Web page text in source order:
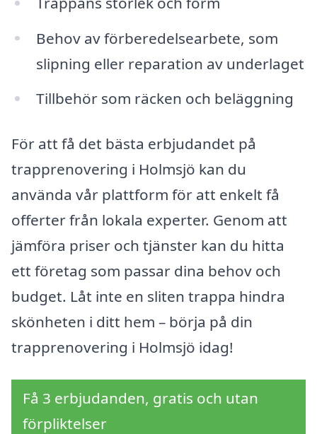
Behov av förberedelsearbete, som
slipning eller reparation av underlaget
Tillbehör som räcken och beläggning
För att få det bästa erbjudandet på
trapprenovering i Holmsjö kan du
använda vår plattform för att enkelt få
offerter från lokala experter. Genom att
jämföra priser och tjänster kan du hitta
ett företag som passar dina behov och
budget. Låt inte en sliten trappa hindra
skönheten i ditt hem – börja på din
trapprenovering i Holmsjö idag!
Få 3 erbjudanden, gratis och utan
förpliktelser